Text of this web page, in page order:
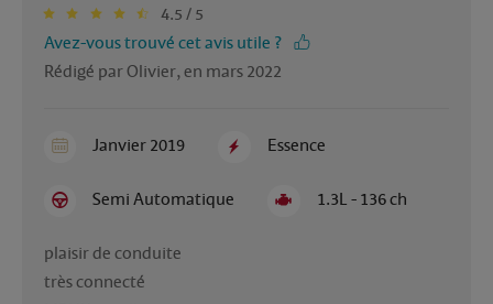
4.5 / 5
Avez-vous trouvé cet avis utile ?
Rédigé par Olivier, en mars 2022
Janvier 2019 Essence
Semi Automatique 1.3L - 136 ch
plaisir de conduite
très connecté